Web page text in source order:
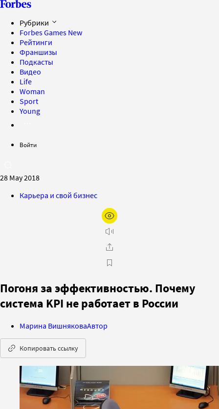
Рубрики
Forbes Games New
Рейтинги
Франшизы
Подкасты
Видео
Life
Woman
Sport
Young
Войти
28 May 2018
Карьера и свой бизнес
Погоня за эффективностью. Почему
система KPI не работает в России
Марина ВишняковаАвтор
Копировать ссылку